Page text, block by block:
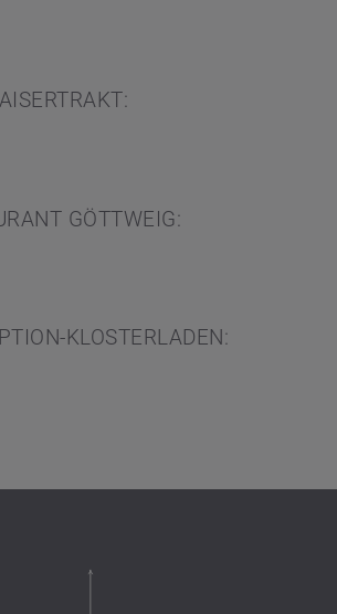
GÖTTWEIG:
KLOSTERLADEN: